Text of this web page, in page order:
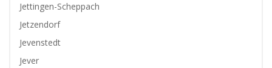
Jettingen-Scheppach
Jetzendorf
Jevenstedt
Jever